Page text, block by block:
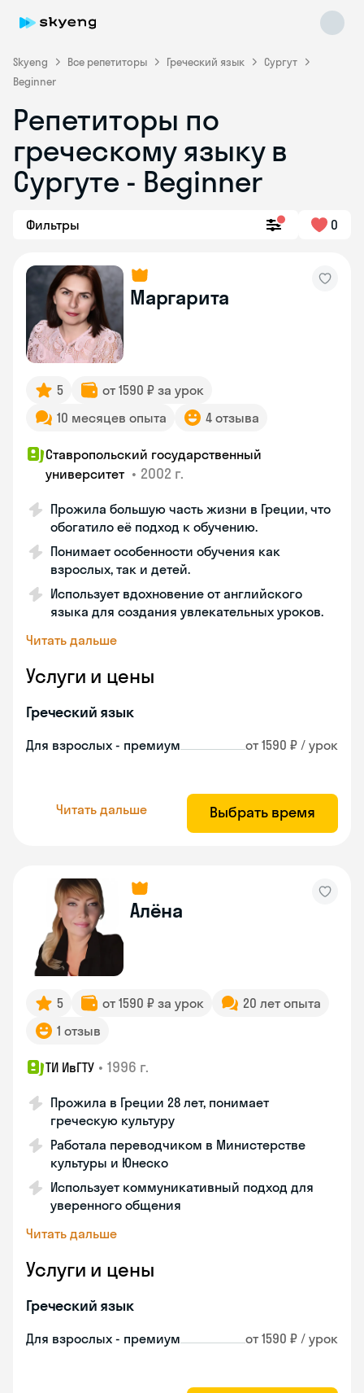
Skyeng Все репетиторы Греческий язык
Сургут
Beginner
Репетиторы по
греческому языку в
Сургуте - Beginner
Фильтры 0
Маргарита
5
от 1590 ₽ за урок
10 месяцев опыта
4 отзыва
Ставропольский государственный
университет • 2002 г.
Прожила большую часть жизни в Греции, что
обогатило её подход к обучению.
Понимает особенности обучения как
взрослых, так и детей.
Использует вдохновение от английского
языка для создания увлекательных уроков.
Читать дальше
Услуги и цены
Греческий язык
Для взрослых - премиум от 1590 ₽ / урок
Читать дальше Выбрать время
Алёна
5 от 1590 ₽ за урок
20 лет опыта
1 отзыв
ТИ ИвГТУ • 1996 г.
Прожила в Греции 28 лет, понимает
греческую культуру
Работала переводчиком в Министерстве
культуры и Юнеско
Использует коммуникативный подход для
уверенного общения
Читать дальше
Услуги и цены
Греческий язык
Для взрослых - премиум от 1590 ₽ / урок
Skyeng Chat
online